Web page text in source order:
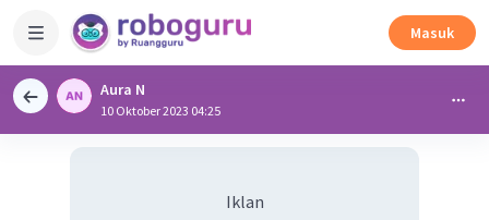
Masuk
Aura N
10 Oktober 2023 04:25
Iklan